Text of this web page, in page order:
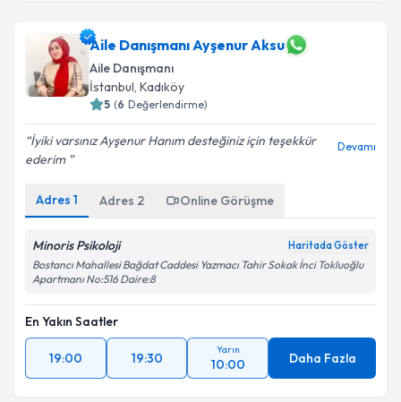
Aile Danışmanı Ayşenur Aksu
Aile Danışmanı
İstanbul, Kadıköy
5 (6 Değerlendirme)
İyiki varsınız Ayşenur Hanım desteğiniz için teşekkür
ederim ️
Devamı
Adres 1 Adres 2 Online Görüşme
Minoris Psikoloji Haritada Göster
Bostancı Mahallesi Bağdat Caddesi Yazmacı Tahir Sokak İnci Tokluoğlu
Apartmanı No:516 Daire:8
En Yakın Saatler
19:00 19:30
Yarın
10:00 Daha Fazla